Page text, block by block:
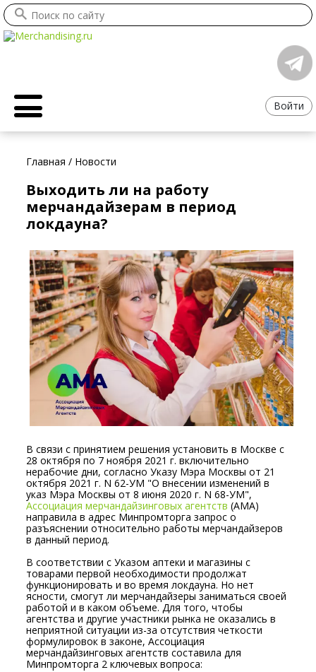
Войти
Главная / Новости
Выходить ли на работу
мерчандайзерам в период
локдауна?
В связи с принятием решения установить в Москве с
28 октября по 7 ноября 2021 г. включительно
нерабочие дни, согласно Указу Мэра Москвы от 21
октября 2021 г. N 62-УМ "О внесении изменений в
указ Мэра Москвы от 8 июня 2020 г. N 68-УМ",
Ассоциация мерчандайзинговых агентств (АМА)
направила в адрес Минпромторга запрос о
разъяснении относительно работы мерчандайзеров
в данный период.
В соответствии с Указом аптеки и магазины с
товарами первой необходимости продолжат
функционировать и во время локдауна. Но нет
ясности, смогут ли мерчандайзеры заниматься своей
работой и в каком объеме. Для того, чтобы
агентства и другие участники рынка не оказались в
неприятной ситуации из-за отсутствия четкости
формулировок в законе, Ассоциация
мерчандайзинговых агентств составила для
Минпромторга 2 ключевых вопроса: